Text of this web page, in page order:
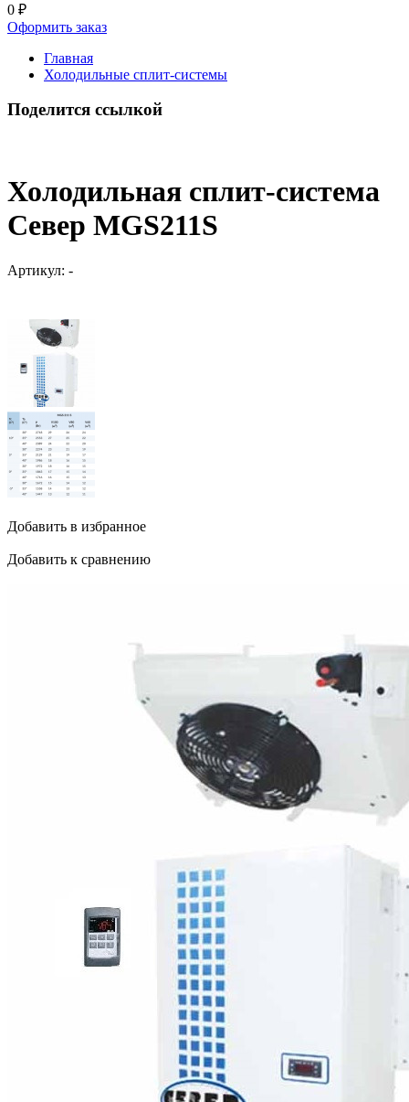
0 ₽
Оформить заказ
Главная
Холодильные сплит-системы
Поделится ссылкой
Холодильная сплит-система
Север MGS211S
Артикул: -
Добавить в избранное
Добавить к сравнению